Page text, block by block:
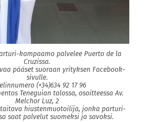
kampaamo palvelee Puerto de la
Cruzissa.
pääset suoraan yrityksen Facebook-
sivulle.
(+34)634 92 17 96
Teneguian talossa, osoitteessa Av.
Melchor Luz, 2
taitava hiustenmuotoilija, jonka parturi-
saat palvelut suomeksi ja savoksi.